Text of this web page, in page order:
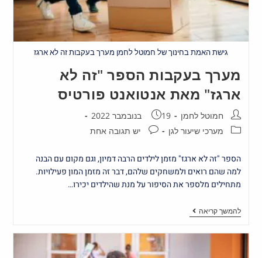
גישת האמת בחינוך של חמוטל לחמן מערך בעקבות זה לא ארגז
מערך בעקבות הספר "זה לא
ארגז" מאת אנטואנט פורטיס
חמוטל לחמן
19 בנובמבר 2022
מערכי שיעור לגן
יש תגובה אחת
הספר "זה לא ארגז" מזמן לילדים הרבה דמיון, וגם מקום עם הבנה
למה שהם רואים ולמשחקים שלהם, דבר זה מזמן המון פעילויות.
מתחילים מלספר את הסיפור על מנת שהילדים יכירו…
להמשך קריאה